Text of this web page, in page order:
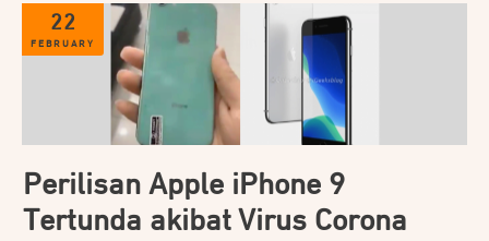
22
FEBRUARY
Perilisan Apple iPhone 9
Tertunda akibat Virus Corona